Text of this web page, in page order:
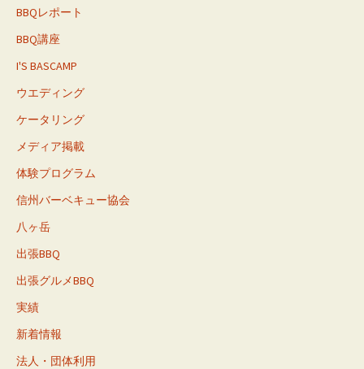
BBQレポート
BBQ講座
I'S BASCAMP
ウエディング
ケータリング
メディア掲載
体験プログラム
信州バーベキュー協会
八ヶ岳
出張BBQ
出張グルメBBQ
実績
新着情報
法人・団体利用